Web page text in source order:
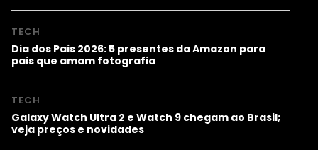
TECH
Dia dos Pais 2026: 5 presentes da Amazon para
pais que amam fotografia
TECH
Galaxy Watch Ultra 2 e Watch 9 chegam ao Brasil;
veja preços e novidades